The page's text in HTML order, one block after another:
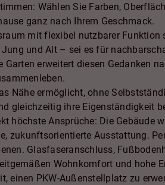
Wählen Sie Farben,
ganz nach Ihrem Geschmack.
mit flexibel nutzbarer
und Alt – sei es für
erweitert diesen Gedanken
Nähe ermöglicht, ohne
gleichzeitig ihre Eigenständigkeit
höchste Ansprüche: Die Gebäude
zukunftsorientierte Ausstattung.
Glasfaseranschluss,
Wohnkomfort und hohe
einen PKW-Außenstellplatz zu